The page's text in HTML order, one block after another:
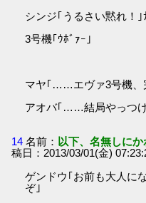
シンジ｢うるさい黙れ！｣
3号機｢ｳﾎﾞｧｰ｣
マヤ｢……エヴァ3号機、
アオバ｢……結局やっつ
14 名前： 以下、名無しに
稿日：2013/03/01(金)
ゲンドウ｢お前も大人に
ぞ｣